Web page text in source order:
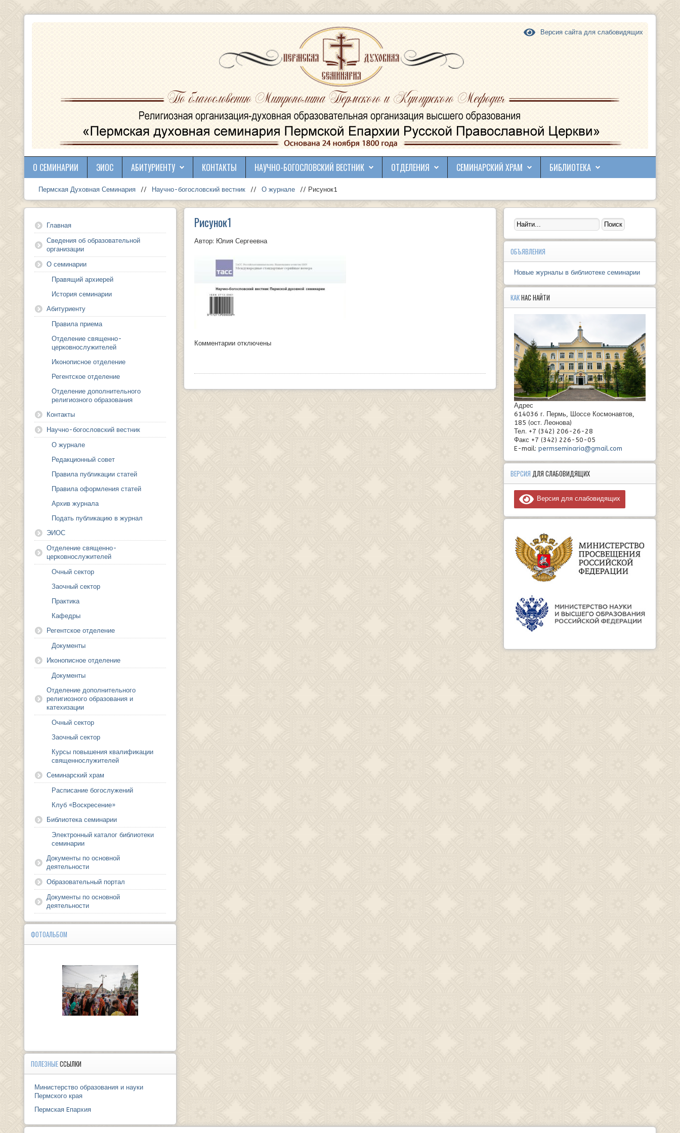
Версия сайта для слабовидящих
О СЕМИНАРИИ ЭИОС АБИТУРИЕНТУ КОНТАКТЫ НАУЧНО-БОГОСЛОВСКИЙ ВЕСТНИК ОТДЕЛЕНИЯ СЕМИНАРСКИЙ ХРАМ БИБЛИОТЕКА
Пермская Духовная Семинария // Научно-богословский вестник // О журнале // Рисунок1
Рисунок1
Автор: Юлия Сергеевна
Комментарии отключены
Главная
Сведения об образовательной
организации
О семинарии
Правящий архиерей
История семинарии
Абитуриенту
Правила приема
Отделение священно-
церковнослужителей
Иконописное отделение
Регентское отделение
Отделение дополнительного
религиозного образования
Контакты
Научно-богословский вестник
О журнале
Редакционный совет
Правила публикации статей
Правила оформления статей
Архив журнала
Подать публикацию в журнал
ЭИОС
Отделение священно-
церковнослужителей
Очный сектор
Заочный сектор
Практика
Кафедры
Регентское отделение
Документы
Иконописное отделение
Документы
Отделение дополнительного
религиозного образования и
катехизации
Очный сектор
Заочный сектор
Курсы повышения квалификации
священнослужителей
Семинарский храм
Расписание богослужений
Клуб «Воскресение»
Библиотека семинарии
Электронный каталог библиотеки
семинарии
Документы по основной
деятельности
Образовательный портал
Документы по основной
деятельности
ФОТОАЛЬБОМ
ПОЛЕЗНЫЕССЫЛКИ
Министерство образования и науки
Пермского края
Пермская Eпархия
ОБЪЯВЛЕНИЯ
Новые журналы в библиотеке семинарии
КАКНАС НАЙТИ
Адрес
614036 г. Пермь, Шоссе Космонавтов,
185 (ост. Леонова)
Тел. +7 (342) 206-26-28
Факс +7 (342) 226-50-05
E-mail: permseminaria@gmail.com
ВЕРСИЯ ДЛЯ СЛАБОВИДЯЩИХ
Версия для слабовидящих